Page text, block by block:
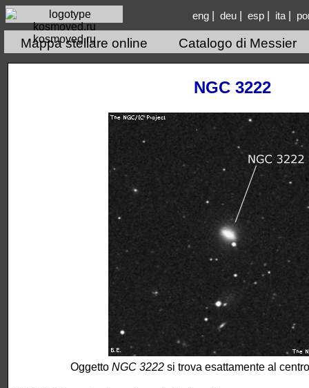
kosmoved.ru
eng| deu| esp| ita|
Mappa stellare online Catalogo di Messier
NGC 3222
Oggetto NGC 3222si trova esattamente al